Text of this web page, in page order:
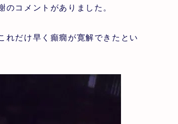
コメントがありました。
れだけ早く癲癇が寛解できたとい